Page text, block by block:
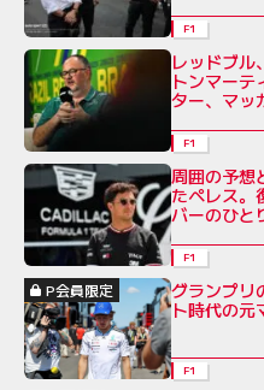
F1
レッドブル
トンマーテ
ター、マッ
F1
周囲の予想
たペレス。
バーのひと
F1
P会員限定
グランプリ
ト時代の元
F1